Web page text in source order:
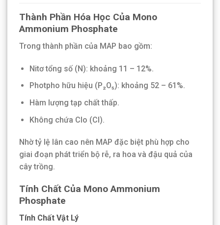
Thành Phần Hóa Học Của Mono
Ammonium Phosphate
Trong thành phần của MAP bao gồm:
Nitơ tổng số (N): khoảng 11 – 12%.
Photpho hữu hiệu (P₂O₅): khoảng 52 – 61%.
Hàm lượng tạp chất thấp.
Không chứa Clo (Cl).
Nhờ tỷ lệ lân cao nên MAP đặc biệt phù hợp cho
giai đoạn phát triển bộ rễ, ra hoa và đậu quả của
cây trồng.
Tính Chất Của Mono Ammonium
Phosphate
Tính Chất Vật Lý